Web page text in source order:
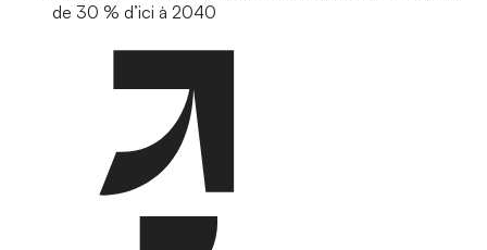
de 30 % d’ici à 2040